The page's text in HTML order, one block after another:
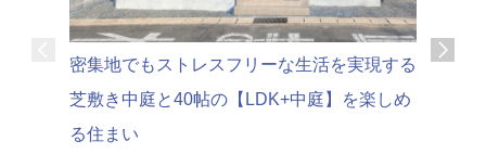
密集地でもストレスフリーな生活を実現する
芝敷き中庭と40帖の【LDK+中庭】を楽しめ
る住まい
可変性